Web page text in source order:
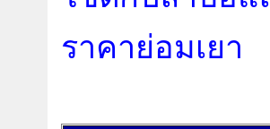
ราคาย่อมเยา